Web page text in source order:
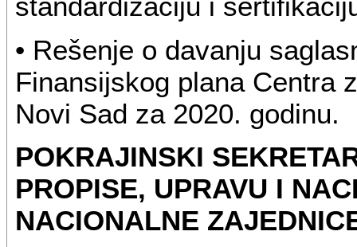
• Rešenje o davanju
Finansijskog plana Centra
Novi Sad za 2020. godinu.
POKRAJINSKI
PROPISE, UPRAVU I
NACIONALNE